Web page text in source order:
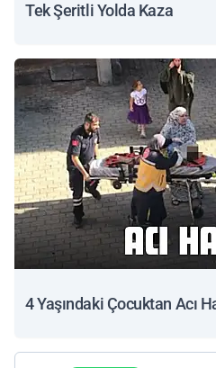
Tek Şeritli Yolda Kaza
4 Yaşındaki Çocuktan Acı